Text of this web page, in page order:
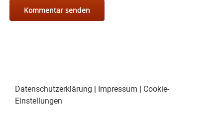
Datenschutzerklärung Impressum
Cookie-
Einstellungen